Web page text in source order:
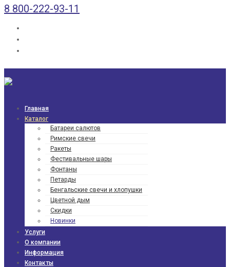
8 800-222-93-11
Главная
Каталог
Батареи салютов
Римские свечи
Ракеты
Фести­валь­ные шары
Фонтаны
Петарды
Бенгаль­ские свечи и хлопушки
Цветной дым
Скидки
Новинки
Услуги
О компании
Информация
Контакты